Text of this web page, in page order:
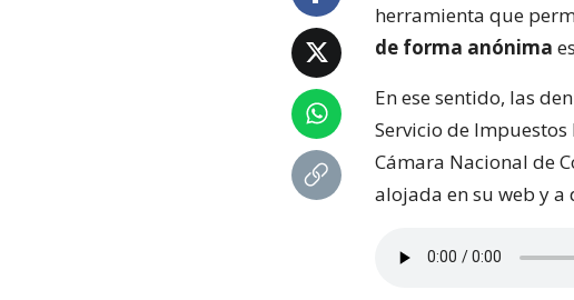
herramienta que
de forma anónima
En ese sentido, las
Servicio de
Cámara Nacional de
alojada en su web y a